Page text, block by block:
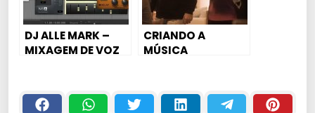
DJ ALLE MARK –
MIXAGEM DE VOZ
CRIANDO A
MÚSICA
DOC (EP 1)